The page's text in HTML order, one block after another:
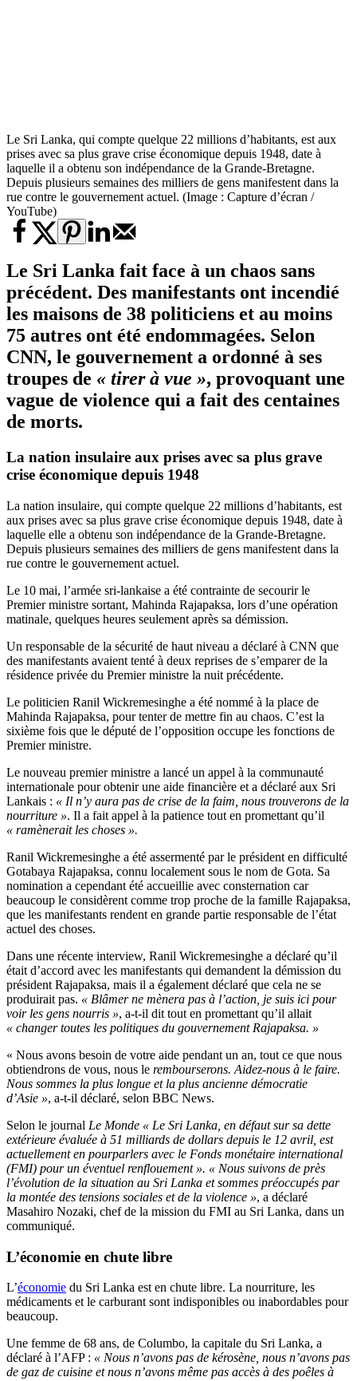
Le Sri Lanka, qui compte quelque 22 millions d’habitants, est aux
prises avec sa plus grave crise économique depuis 1948, date à
laquelle il a obtenu son indépendance de la Grande-Bretagne.
Depuis plusieurs semaines des milliers de gens manifestent dans la
rue contre le gouvernement actuel. (Image : Capture d’écran /
YouTube)
Le Sri Lanka fait face à un chaos sans
précédent. Des manifestants ont incendié
les maisons de 38 politiciens et au moins
75 autres ont été endommagées. Selon
CNN, le gouvernement a ordonné à ses
troupes de « tirer à vue », provoquant une
vague de violence qui a fait des centaines
de morts.
La nation insulaire aux prises avec sa plus grave
crise économique depuis 1948
La nation insulaire, qui compte quelque 22 millions d’habitants, est
aux prises avec sa plus grave crise économique depuis 1948, date à
laquelle elle a obtenu son indépendance de la Grande-Bretagne.
Depuis plusieurs semaines des milliers de gens manifestent dans la
rue contre le gouvernement actuel.
Le 10 mai, l’armée sri-lankaise a été contrainte de secourir le
Premier ministre sortant, Mahinda Rajapaksa, lors d’une opération
matinale, quelques heures seulement après sa démission.
Un responsable de la sécurité de haut niveau a déclaré à CNN que
des manifestants avaient tenté à deux reprises de s’emparer de la
résidence privée du Premier ministre la nuit précédente.
Le politicien Ranil Wickremesinghe a été nommé à la place de
Mahinda Rajapaksa, pour tenter de mettre fin au chaos. C’est la
sixième fois que le député de l’opposition occupe les fonctions de
Premier ministre.
Le nouveau premier ministre a lancé un appel à la communauté
internationale pour obtenir une aide financière et a déclaré aux Sri
Lankais : « Il n’y aura pas de crise de la faim, nous trouverons de la
nourriture ». Il a fait appel à la patience tout en promettant qu’il
« ramènerait les choses ».
Ranil Wickremesinghe a été assermenté par le président en difficulté
Gotabaya Rajapaksa, connu localement sous le nom de Gota. Sa
nomination a cependant été accueillie avec consternation car
beaucoup le considèrent comme trop proche de la famille Rajapaksa,
que les manifestants rendent en grande partie responsable de l’état
actuel des choses.
Dans une récente interview, Ranil Wickremesinghe a déclaré qu’il
était d’accord avec les manifestants qui demandent la démission du
président Rajapaksa, mais il a également déclaré que cela ne se
produirait pas. « Blâmer ne mènera pas à l’action, je suis ici pour
voir les gens nourris », a-t-il dit tout en promettant qu’il allait
« changer toutes les politiques du gouvernement Rajapaksa. »
« Nous avons besoin de votre aide pendant un an, tout ce que nous
obtiendrons de vous, nous le rembourserons. Aidez-nous à le faire.
Nous sommes la plus longue et la plus ancienne démocratie
d’Asie », a-t-il déclaré, selon BBC News.
Selon le journal Le Monde « Le Sri Lanka, en défaut sur sa dette
extérieure évaluée à 51 milliards de dollars depuis le 12 avril, est
actuellement en pourparlers avec le Fonds monétaire international
(FMI) pour un éventuel renflouement ». « Nous suivons de près
l’évolution de la situation au Sri Lanka et sommes préoccupés par
la montée des tensions sociales et de la violence », a déclaré
Masahiro Nozaki, chef de la mission du FMI au Sri Lanka, dans un
communiqué.
L’économie en chute libre
L’économie du Sri Lanka est en chute libre. La nourriture, les
médicaments et le carburant sont indisponibles ou inabordables pour
beaucoup.
Une femme de 68 ans, de Columbo, la capitale du Sri Lanka, a
déclaré à l’AFP : « Nous n’avons pas de kérosène, nous n’avons pas
de gaz de cuisine et nous n’avons même pas accès à des poêles à